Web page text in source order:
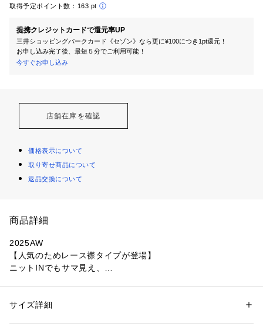
取得予定ポイント数： 163 pt
提携クレジットカードで還元率UP
三井ショッピングパークカード《セゾン》なら更に¥100につき1pt還元！
お申し込み完了後、最短５分でご利用可能！
今すぐお申し込み
店舗在庫を確認
価格表示について
取り寄せ商品について
返品交換について
商品詳細
2025AW
【人気のためレース襟タイプが登場】
ニットINでもサマ見え、
性別：レディース
素材：ブルーグレー、ブラック、オフホワイト：[本体]ポリエステル:9
サイズ詳細